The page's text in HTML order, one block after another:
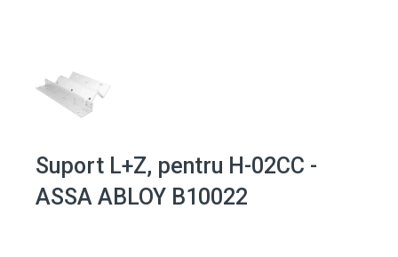
Suport L+Z, pentru H-02CC -
ASSA ABLOY B10022